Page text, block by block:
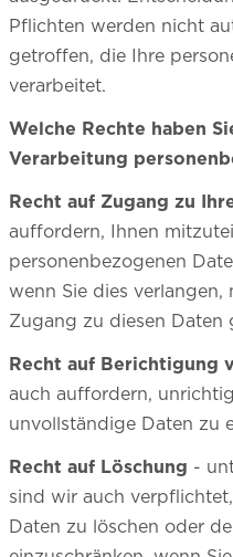
Pflichten werden nicht
getroffen, die Ihre
verarbeitet.
Welche Rechte haben
Verarbeitung
Recht auf Zugang zu
auffordern, Ihnen
personenbezogenen
wenn Sie dies verlangen,
Zugang zu diesen Daten
Recht auf Berichtigung
auch auffordern,
unvollständige Daten zu
Recht auf Löschung -
sind wir auch
Daten zu löschen oder